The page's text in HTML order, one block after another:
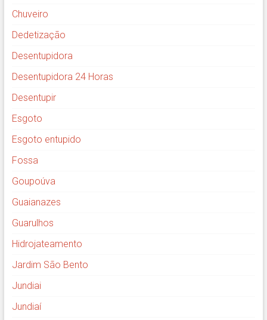
Chuveiro
Dedetização
Desentupidora
Desentupidora 24 Horas
Desentupir
Esgoto
Esgoto entupido
Fossa
Goupoúva
Guaianazes
Guarulhos
Hidrojateamento
Jardim São Bento
Jundiai
Jundiaí